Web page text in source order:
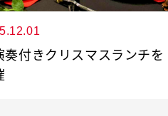
奏付きクリスマスランチを